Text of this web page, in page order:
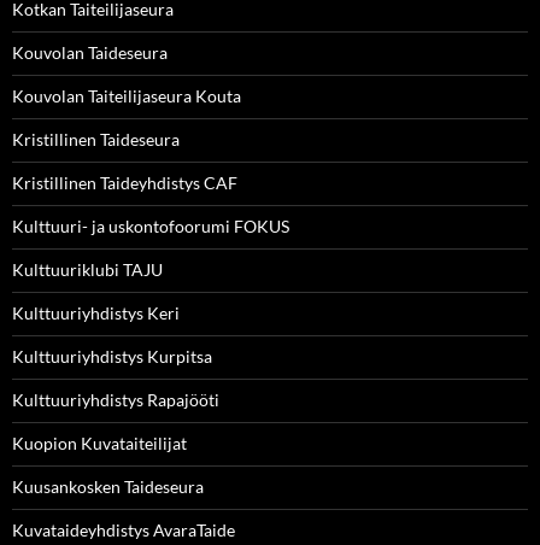
Kotkan Taiteilijaseura
Kouvolan Taideseura
Kouvolan Taiteilijaseura Kouta
Kristillinen Taideseura
Kristillinen Taideyhdistys CAF
Kulttuuri- ja uskontofoorumi FOKUS
Kulttuuriklubi TAJU
Kulttuuriyhdistys Keri
Kulttuuriyhdistys Kurpitsa
Kulttuuriyhdistys Rapajööti
Kuopion Kuvataiteilijat
Kuusankosken Taideseura
Kuvataideyhdistys AvaraTaide